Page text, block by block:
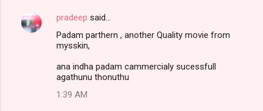
pradeep said…
Padam parthern , another Quality movie from
mysskin,
ana indha padam cammercialy sucessfull
agathunu thonuthu
1:39 AM